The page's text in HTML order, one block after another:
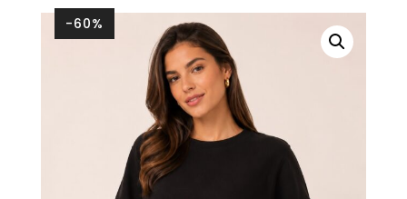
-60%